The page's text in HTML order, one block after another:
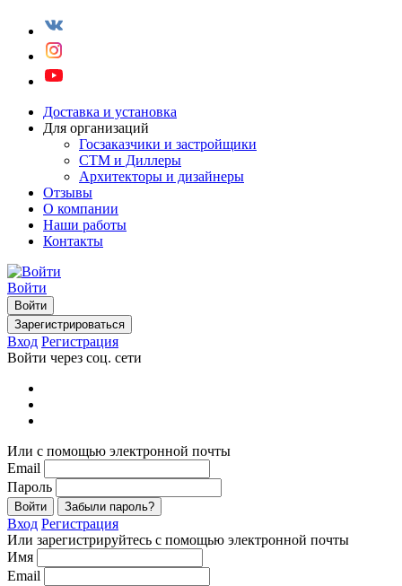
Доставка и установка
Для организаций
Госзаказчики и застройщики
СТМ и Диллеры
Архитекторы и дизайнеры
Отзывы
О компании
Наши работы
Контакты
Войти
Войти
Зарегистрироваться
Вход Регистрация
Войти через соц. сети
Или с помощью электронной почты
Email
Пароль
Войти Забыли пароль?
Вход Регистрация
Или зарегистрируйтесь с помощью электронной почты
Имя
Email